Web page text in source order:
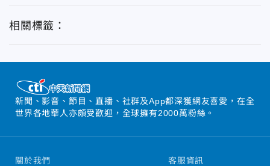
相關標籤：
新聞、影音、節目、直播、社群及App都深獲網友喜愛，在全
世界各地華人亦頗受歡迎，全球擁有2000萬粉絲。
關於我們 客服資訊